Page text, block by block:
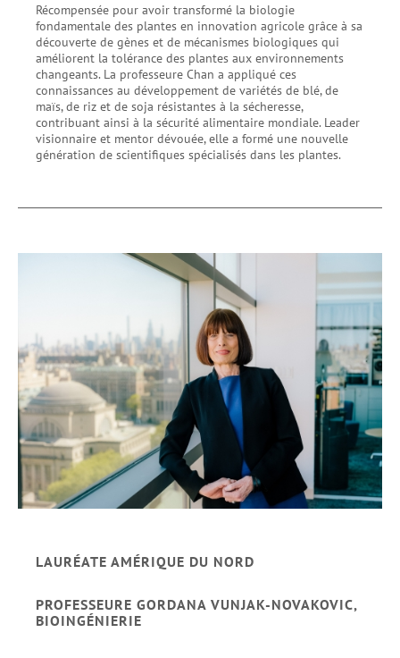
Récompensée pour avoir transformé la biologie
fondamentale des plantes en innovation agricole grâce à sa
découverte de gènes et de mécanismes biologiques qui
améliorent la tolérance des plantes aux environnements
changeants. La professeure Chan a appliqué ces
connaissances au développement de variétés de blé, de
maïs, de riz et de soja résistantes à la sécheresse,
contribuant ainsi à la sécurité alimentaire mondiale. Leader
visionnaire et mentor dévouée, elle a formé une nouvelle
génération de scientifiques spécialisés dans les plantes.
LAURÉATE AMÉRIQUE DU NORD
PROFESSEURE GORDANA VUNJAK-NOVAKOVIC,
BIOINGÉNIERIE